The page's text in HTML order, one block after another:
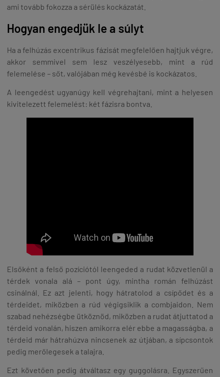
ami tovább fokozza a sérülés kockázatát.
Hogyan engedjük le a súlyt
Ha a felhúzás excentrikus fázisát megfelelően hajtjuk végre,
akkor semmivel sem lesz veszélyesebb, mint a rúd
felemelése – sőt, valójában még kevésbé is kockázatos.
A leengedést ugyanúgy kell végrehajtani, mint a helyesen
kivitelezett felemelést: két fázisra bontva.
Elsőként a felső pozíciótól leengeded a rudat közvetlenül a
térdek vonala alá – pont úgy, mintha román felhúzást
csinálnál. Ez azt jelenti, hogy hátratolod a csípődet és a
térdeidet, miközben a rúd végigsiklik a combjaidon. Nem
szabad nehézségbe ütköznöd, miközben a rudat átjuttatod a
térdeid vonalán, hiszen amikorra elér ebbe a magasságba, a
térdeid már hátrahúzva nincsenek az útjában, a sípcsontok
pedig merőlegesek a talajra.
Ezt követően pedig átváltasz egy guggolásra. Egyszerűen